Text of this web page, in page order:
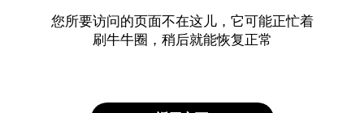
您所要访问的页面不在这儿，它可能正忙着
刷牛牛圈，稍后就能恢复正常